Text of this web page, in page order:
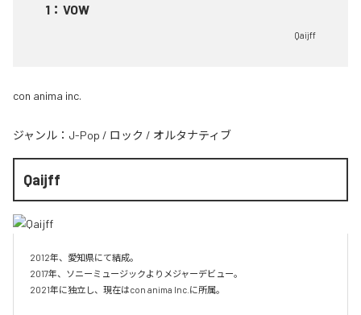
1 ： VOW
Qaijff
con anima inc.
ジャンル： J-Pop / ロック / オルタナティブ
Qaijff
2012年、愛知県にて結成。
2017年、ソニーミュージックよりメジャーデビュー。
2021年に独立し、現在はcon anima Inc.に所属。